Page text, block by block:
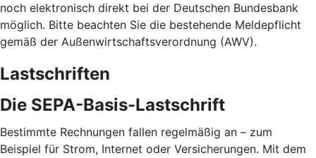
noch elektronisch direkt bei der Deutschen Bundesbank
möglich. Bitte beachten Sie die bestehende Meldepflicht
gemäß der Außenwirtschaftsverordnung (AWV).
Lastschriften
Die SEPA-Basis-Lastschrift
Bestimmte Rechnungen fallen regelmäßig an – zum
Beispiel für Strom, Internet oder Versicherungen. Mit dem